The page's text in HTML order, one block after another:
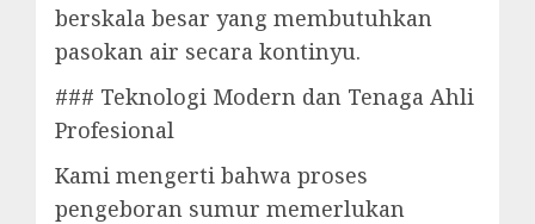
berskala besar yang membutuhkan
pasokan air secara kontinyu.
### Teknologi Modern dan Tenaga Ahli
Profesional
Kami mengerti bahwa proses
pengeboran sumur memerlukan